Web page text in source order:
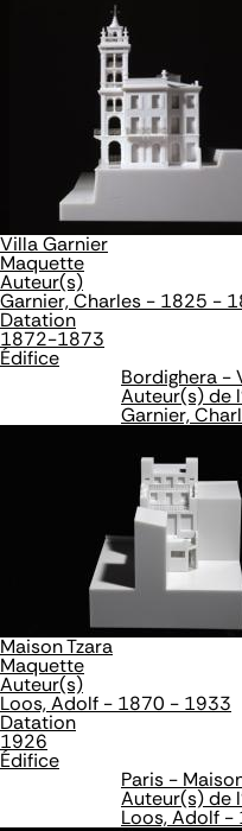
Villa Garnier
Maquette
Auteur(s)
Garnier, Charles - 1825 -
Datation
1872-1873
Édifice
Bordighera -
Auteur(s) de
Garnier,
Maison Tzara
Maquette
Auteur(s)
Loos, Adolf - 1870 - 1933
Datation
1926
Édifice
Paris -
Auteur(s) de
Loos, Adolf